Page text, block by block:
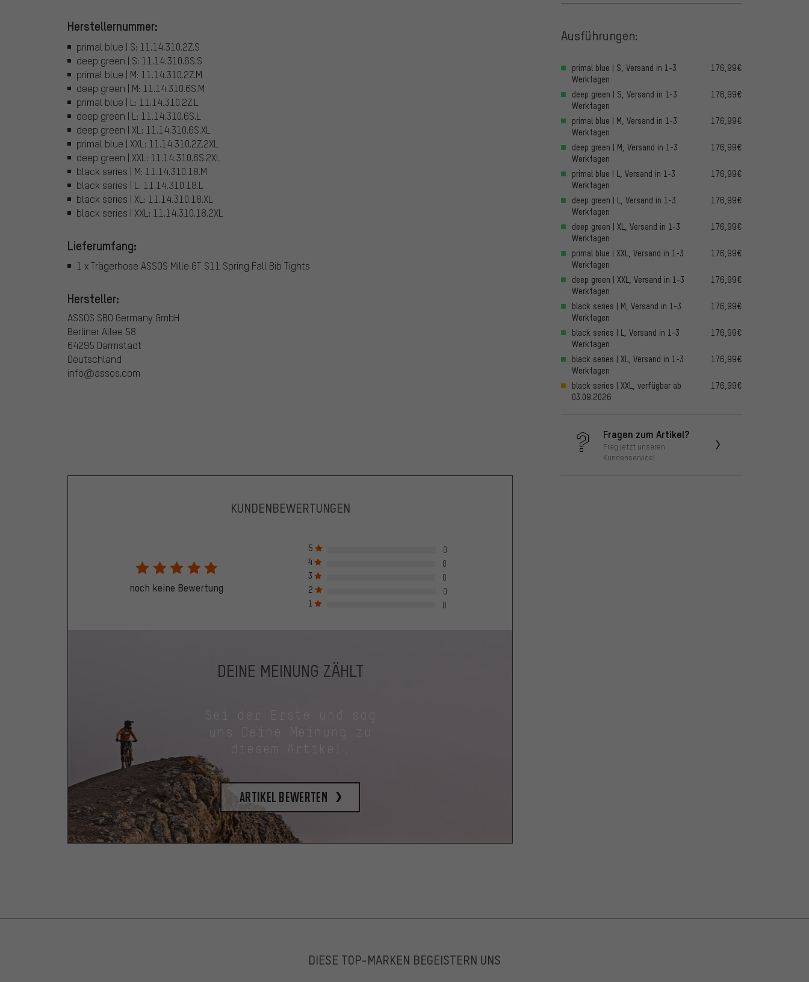
Herstellernummer:
primal blue | S: 11.14.310.2Z.S
deep green | S: 11.14.310.6S.S
primal blue | M: 11.14.310.2Z.M
deep green | M: 11.14.310.6S.M
primal blue | L: 11.14.310.2Z.L
deep green | L: 11.14.310.6S.L
deep green | XL: 11.14.310.6S.XL
primal blue | XXL: 11.14.310.2Z.2XL
deep green | XXL: 11.14.310.6S.2XL
black series | M: 11.14.310.18.M
black series | L: 11.14.310.18.L
black series | XL: 11.14.310.18.XL
black series | XXL: 11.14.310.18.2XL
Lieferumfang:
1 x Trägerhose ASSOS Mille GT S11 Spring Fall Bib Tights
Hersteller:
ASSOS SBO Germany GmbH
Berliner Allee 58
64295 Darmstadt
Deutschland
info@assos.com
Ausführungen:
primal blue | S, Versand in 1-3
Werktagen
176,99€
deep green | S, Versand in 1-3
Werktagen
176,99€
primal blue | M, Versand in 1-3
Werktagen
176,99€
deep green | M, Versand in 1-3
Werktagen
176,99€
primal blue | L, Versand in 1-3
Werktagen
176,99€
deep green | L, Versand in 1-3
Werktagen
176,99€
deep green | XL, Versand in 1-3
Werktagen
176,99€
primal blue | XXL, Versand in 1-3
Werktagen
176,99€
deep green | XXL, Versand in 1-3
Werktagen
176,99€
black series | M, Versand in 1-3
Werktagen
176,99€
black series | L, Versand in 1-3
Werktagen
176,99€
black series | XL, Versand in 1-3
Werktagen
176,99€
black series | XXL, verfügbar ab
03.09.2026
176,99€
Fragen zum Artikel?
Frag jetzt unseren
Kundenservice!
KUNDENBEWERTUNGEN
noch keine Bewertung
5
0
4
0
3
0
2
0
1
0
DEINE MEINUNG ZÄHLT
diesem Artikel.
Artikel bewerten
DIESE TOP-MARKEN BEGEISTERN UNS